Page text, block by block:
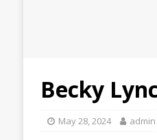
Becky
May 28, 2024 admin